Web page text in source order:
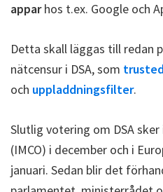
apparhos t.ex. Google och
Detta skall läggas till redan
nätcensur i DSA, som
och uppladdningsfilter.
Slutlig votering om DSA
(IMCO) i december och i
januari. Sedan blir det